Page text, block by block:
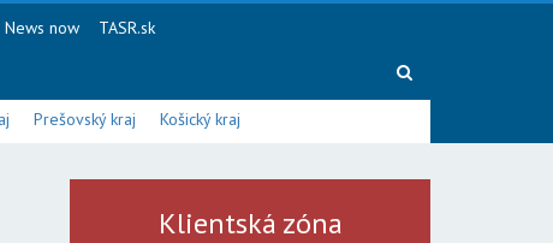
News now TASR.sk
Prešovský kraj Košický kraj
Klientská zóna